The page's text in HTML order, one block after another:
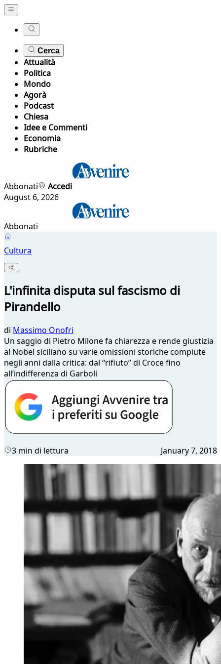
Cerca
Attualità
Politica
Mondo
Agorà
Podcast
Chiesa
Idee e Commenti
Economia
Rubriche
Abbonati
Accedi
August 6, 2026
Abbonati
Cultura
L'infinita disputa sul fascismo di
Pirandello
di Massimo Onofri
Un saggio di Pietro Milone fa chiarezza e rende giustizia
al Nobel siciliano su varie omissioni storiche compiute
negli anni dalla critica: dal “rifiuto” di Croce fino
all’indifferenza di Garboli
3 min di lettura January 7, 2018